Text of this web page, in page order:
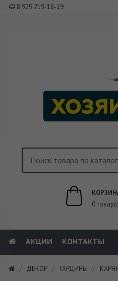
8 929 219-18-19
0
АКЦИИ КОНТАКТЫ
ДЕКОР ГАРДИНЫ